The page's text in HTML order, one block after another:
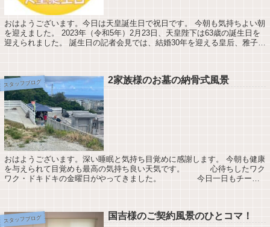
おはようございます。今日は天皇誕生日で祝日です。 今朝も気持ちよい朝
を迎えました。 2023年（令和5年）2月23日、天皇陛下は63歳の誕生日を
迎えられました。 誕生日の記者会見では、結婚30年を迎える皇后、雅子さ
スタッフブログ 2家族様のお墓の納骨式風景
おはようございます。深い睡眠と気持ち目覚めに感謝します。 今朝も健康
を与えられて目覚めも最高の気持ち良い天気です。 心待ちしたワク
ワク・ドキドキの金曜日がやってきました。 今日一日もチー
スタッフブログ 国吉様のご契約風景のひとコマ！